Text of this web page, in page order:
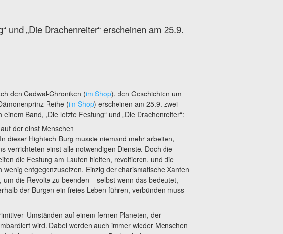
und „Die Drachenreiter“ erscheinen am 25.9.
den Cadwal-Chroniken (im Shop), den Geschichten um
Reihe (im Shop) erscheinen am 25.9. zwei
Band, „Die letzte Festung“ und „Die Drachenreiter“:
der einst Menschen
dieser Hightech-Burg musste niemand mehr arbeiten,
verrichteten einst alle notwendigen Dienste. Doch die
die Festung am Laufen hielten, revoltieren, und die
entgegenzusetzen. Einzig der charismatische Xanten
die Revolte zu beenden – selbst wenn das bedeutet,
der Burgen ein freies Leben führen, verbünden muss
Umständen auf einem fernen Planeten, der
wird. Dabei werden auch immer wieder Menschen